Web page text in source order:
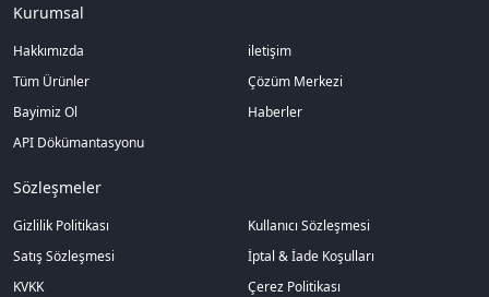
Kurumsal
Hakkımızda
iletişim
Tüm Ürünler
Çözüm Merkezi
Bayimiz Ol
Haberler
API Dökümantasyonu
Sözleşmeler
Gizlilik Politikası
Kullanıcı Sözleşmesi
Satış Sözleşmesi
İptal & İade Koşulları
KVKK
Çerez Politikası